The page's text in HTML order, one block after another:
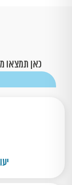
כאן תמצאו